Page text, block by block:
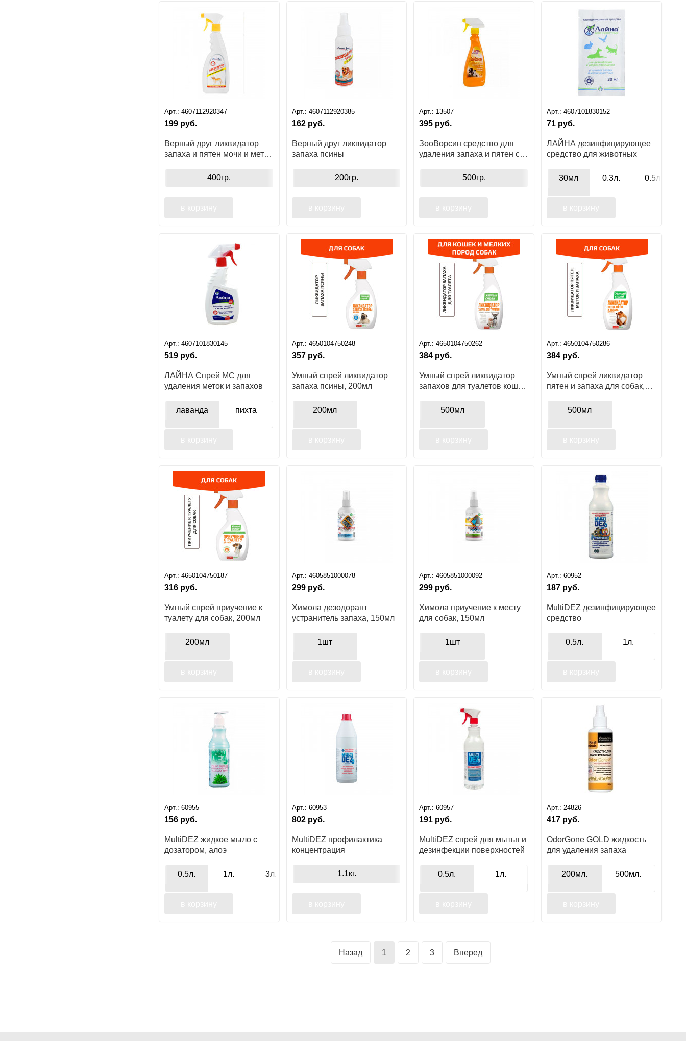
Арт.: 4607112920347
199 руб.
Верный друг ликвидатор
запаха и пятен мочи и меток
400гр.
Арт.: 4607112920385
162руб.
Верный друг ликвидатор
запаха псины
200гр.
Арт.: 13507
395 руб.
ЗооВорсин средство для
удаления запаха и пятен с
500гр.
Арт.:4607101830152
71 руб.
ЛАЙНА дезинфицирующее
средство для животных
30мл 0.3л. 0.5л.
Арт.: 4607101830145
519 руб.
ЛАЙНА Спрей МС для
удаления меток и запахов
лаванда пихта
Арт.: 4650104750248
357руб.
Умный спрей ликвидатор
запаха псины, 200мл
200мл
Арт.:4650104750262
384 руб.
Умный спрей ликвидатор
запахов для туалетов кошек
500мл500мл
Арт.:4650104750286
384 руб.
Умный спрей ликвидатор
пятен и запаха для собак,
500мл
Арт.: 4650104750187
316 руб.
Умный спрей приучение к
туалету для собак, 200мл
200мл
Арт.: 4605851000078
299руб.
Химола дезодорант
устранитель запаха, 150мл
1шт
Арт.:4605851000092
299 руб.
Химола приучение к месту
для собак, 150мл
1шт
Арт.:60952
187 руб.
MultiDEZ дезинфицирующее
средство
0.5л. 1л.
Арт.: 60955
156 руб.
MultiDEZ жидкое мыло с
дозатором, алоэ
0.5л. 1л. 3л.
Арт.: 60953
802руб.
MultiDEZ профилактика
концентрация
1.1кг.
Арт.:60957
191 руб.
MultiDEZ спрей для мытья и
дезинфекции поверхностей
0.5л. 1л.
Арт.:24826
417 руб.
OdorGone GOLD жидкость
для удаления запаха
200мл. 500мл.
Назад 1 2 3 Вперед